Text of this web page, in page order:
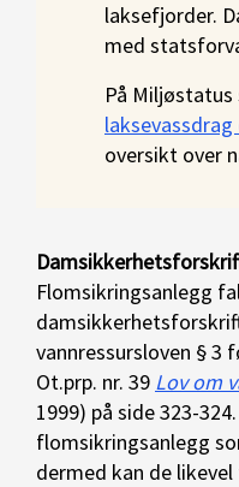
laksefjorder.
med
På Miljøstatus
oversikt over
Flomsikringsanlegg
vannressursloven § 3
Ot.prp. nr. 39 Lov om
1999) på side 323-
flomsikringsanlegg
dermed kan de